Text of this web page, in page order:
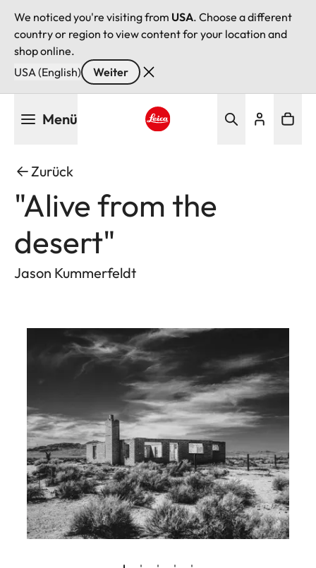
We noticed you're visiting from USA. Choose a different
country or region to view content for your location and
shop online.
USA (English)
Weiter
Menü
Zurück
"Alive from the
desert"
Jason Kummerfeldt